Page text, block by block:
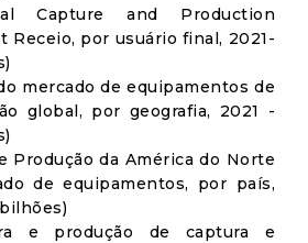
Capture and Production
Receio, por usuário final, 2021-
mercado de equipamentos de
global, por geografia, 2021 -
Produção da América do Norte
de equipamentos, por país,
e produção de captura e